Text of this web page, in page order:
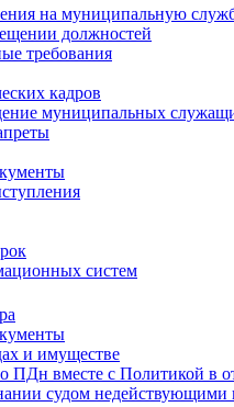
на муниципальную
должностей
требования
кадров
муниципальных
систем
и имуществе
ПДн вместе с Политикой в
судом